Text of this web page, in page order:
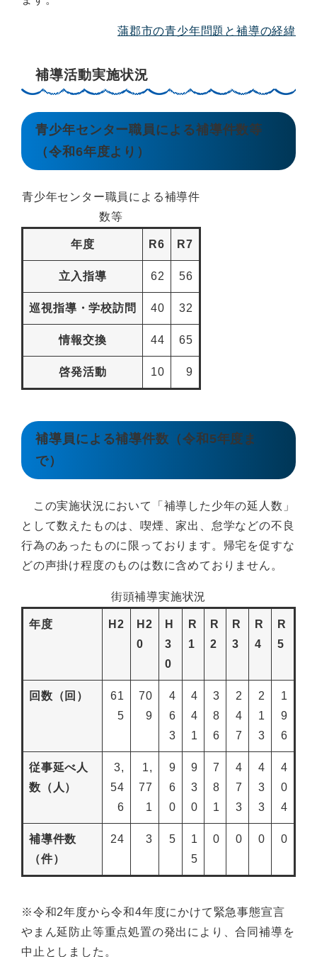
蒲郡市の青少年問題と補導の経緯
補導活動実施状況
青少年センター職員による補導件数等
（令和6年度より）
青少年センター職員による補導件
数等
年度 R6 R7
立入指導 62 56
巡視指導・学校訪問 40 32
情報交換 44 65
啓発活動 10 9
補導員による補導件数（令和5年度ま
で）
この実施状況において「補導した少年の延人数」
として数えたものは、喫煙、家出、怠学などの不良
行為のあったものに限っております。帰宅を促すな
どの声掛け程度のものは数に含めておりません。
街頭補導実施状況
年度 H2
H2
0
H
3
0
R
1
R
2
R
3
R
4
R
5
回数（回）
61
5
70
9
4
6
3
4
4
1
3
8
6
2
4
7
2
1
3
1
9
6
従事延べ人
数（人）
3,
54
6
1,
77
1
9
6
0
9
3
0
7
8
1
4
7
3
4
3
3
4
0
4
補導件数
（件）
24 3 5
1
5
0 0 0 0
※令和2年度から令和4年度にかけて緊急事態宣言
やまん延防止等重点処置の発出により、合同補導を
中止としました。